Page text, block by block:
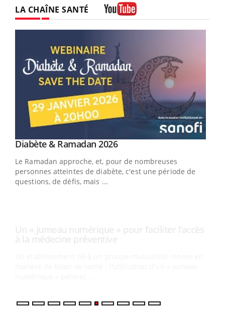
LA CHAÎNE SANTÉ
Youtube
Diabète & Ramadan 2026Youtube
Le Ramadan approche, et, pour de nombreuses
personnes atteintes de diabète, c'est une période de
questions, de défis, mais ...
Youtube
Un « jumeau numérique » pour faciliter l’accès
Un établissement lié à un groupe mutualiste innove en
matière de bilan de santé : l'utilisation d'un « jumeau